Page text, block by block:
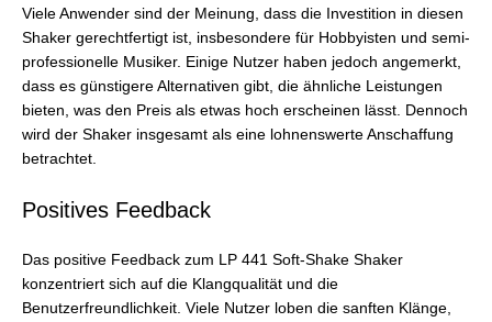
Viele Anwender sind der Meinung, dass die Investition in diesen
Shaker gerechtfertigt ist, insbesondere für Hobbyisten und semi-
professionelle Musiker. Einige Nutzer haben jedoch angemerkt,
dass es günstigere Alternativen gibt, die ähnliche Leistungen
bieten, was den Preis als etwas hoch erscheinen lässt. Dennoch
wird der Shaker insgesamt als eine lohnenswerte Anschaffung
betrachtet.
Positives Feedback
Das positive Feedback zum LP 441 Soft-Shake Shaker
konzentriert sich auf die Klangqualität und die
Benutzerfreundlichkeit. Viele Nutzer loben die sanften Klänge,